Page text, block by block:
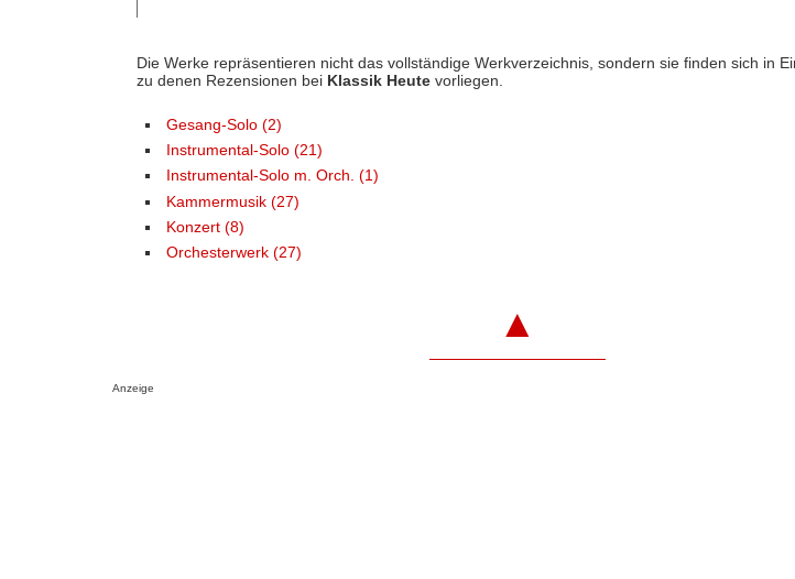
Die Werke repräsentieren nicht das vollständige Werkverzeichnis, sondern sie finden sich in
zu denen Rezensionen bei Klassik Heutevorliegen.
Gesang-Solo (2)
Instrumental-Solo (21)
Instrumental-Solo m. Orch. (1)
Kammermusik (27)
Konzert (8)
Orchesterwerk (27)
▲
Anzeige